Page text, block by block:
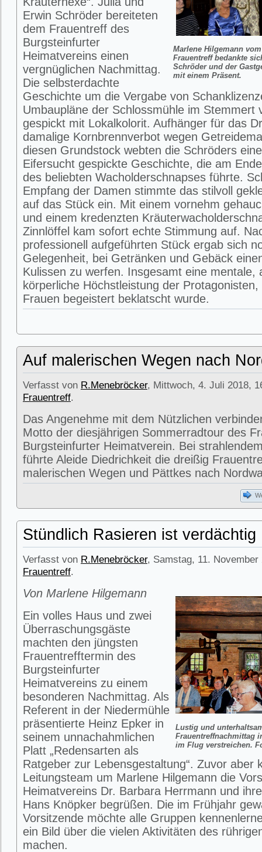
Marlene Hilgemann
Frauentreff bedankte
Schröder und der
mit einem Präsent.
Erwin Schröder bereiteten
dem Frauentreff des
Burgsteinfurter
Heimatvereins einen
vergnüglichen Nachmittag.
Die selbsterdachte
Geschichte um die Vergabe von
Umbaupläne der Schlossmühle im Stemmert
gespickt mit Lokalkolorit. Aufhänger für das
damalige Kornbrennverbot wegen
diesen Grundstock webten die Schröders
Eifersucht gespickte Geschichte, die am
des beliebten Wacholderschnapses führte.
Empfang der Damen stimmte das stilvoll
auf das Stück ein. Mit einem vornehm
und einem kredenzten
Zinnlöffel kam sofort echte Stimmung auf.
professionell aufgeführten Stück ergab sich
Gelegenheit, bei Getränken und Gebäck
Kulissen zu werfen. Insgesamt eine mentale,
körperliche Höchstleistung der
Frauen begeistert beklatscht wurde.
Auf malerischen Wegen nach
Verfasst von R.Menebröcker, Mittwoch, 4. Juli 2018,
Frauentreff.
Das Angenehme mit dem Nützlichen
Motto der diesjährigen Sommerradtour des
Burgsteinfurter Heimatverein. Bei
führte Aleide Diedrichkeit die dreißig
malerischen Wegen und Pättkes nach
Stündlich Rasieren ist verdächtig
Verfasst von R.Menebröcker, Samstag, 11.
Frauentreff.
Lustig und
Frauentreffnachmittag
im Flug verstreichen.
Von Marlene Hilgemann
Ein volles Haus und zwei
Überraschungsgäste
machten den jüngsten
Frauentrefftermin des
Burgsteinfurter
Heimatvereins zu einem
besonderen Nachmittag. Als
Referent in der Niedermühle
präsentierte Heinz Epker in
seinem unnachahmlichen
Platt „Redensarten als
Ratgeber zur Lebensgestaltung“. Zuvor aber
Leitungsteam um Marlene Hilgemann die
Heimatvereins Dr. Barbara Herrmann und
Hans Knöpker begrüßen. Die im Frühjahr
Vorsitzende möchte alle Gruppen
ein Bild über die vielen Aktivitäten des
machen.